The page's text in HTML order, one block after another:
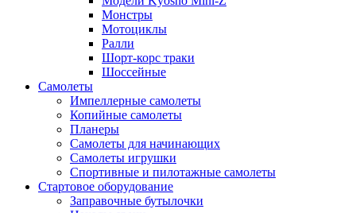
Монстры
Мотоциклы
Ралли
Шорт-корс траки
Шоссейные
Самолеты
Импеллерные самолеты
Копийные самолеты
Планеры
Самолеты для начинающих
Самолеты игрушки
Спортивные и пилотажные самолеты
Стартовое оборудование
Заправочные бутылочки